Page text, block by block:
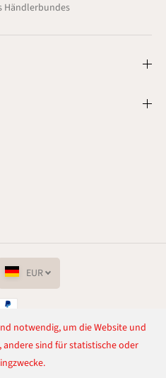
Händlerbundes
Powered by Shopify
EUR
notwendig, um die Website und
sind für statistische oder